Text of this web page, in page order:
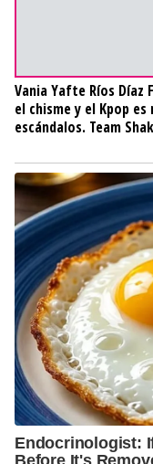
Vania Yafte Ríos Díaz
el chisme y el Kpop
escándalos. Team